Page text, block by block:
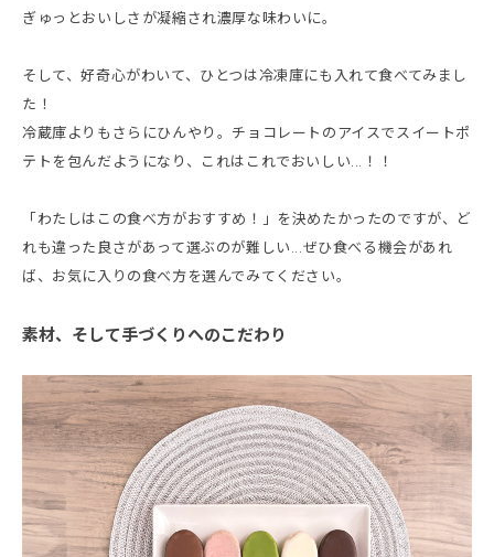
ぎゅっとおいしさが凝縮され濃厚な味わいに。
そして、好奇心がわいて、ひとつは冷凍庫にも入れて食べてみまし
た！
冷蔵庫よりもさらにひんやり。チョコレートのアイスでスイートポ
テトを包んだようになり、これはこれでおいしい...！！
「わたしはこの食べ方がおすすめ！」を決めたかったのですが、ど
れも違った良さがあって選ぶのが難しい...ぜひ食べる機会があれ
ば、お気に入りの食べ方を選んでみてください。
素材、そして手づくりへのこだわり